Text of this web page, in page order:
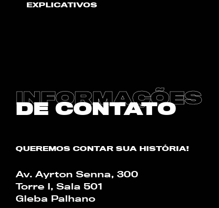
PROJETOS
BLOG
EXPLICATIVOS
INFORMAÇÕES
DE CONTATO
QUEREMOS CONTAR SUA HISTÓRIA!
Av. Ayrton Senna, 300
Torre I, Sala 501
Gleba Palhano